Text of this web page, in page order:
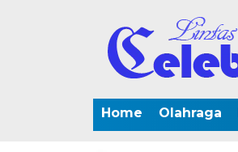
Home Olahraga